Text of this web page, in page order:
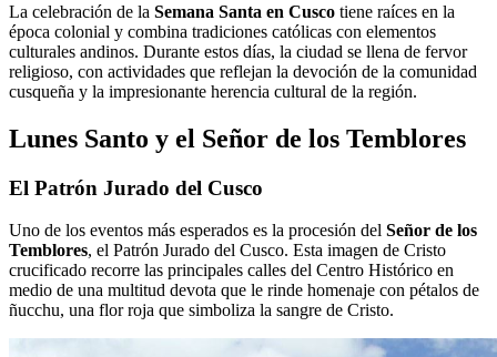
La celebración de la Semana Santa en Cusco tiene raíces en la
época colonial y combina tradiciones católicas con elementos
culturales andinos. Durante estos días, la ciudad se llena de fervor
religioso, con actividades que reflejan la devoción de la comunidad
cusqueña y la impresionante herencia cultural de la región.
Lunes Santo y el Señor de los Temblores
El Patrón Jurado del Cusco
Uno de los eventos más esperados es la procesión del Señor de los
Temblores, el Patrón Jurado del Cusco. Esta imagen de Cristo
crucificado recorre las principales calles del Centro Histórico en
medio de una multitud devota que le rinde homenaje con pétalos de
ñucchu, una flor roja que simboliza la sangre de Cristo.